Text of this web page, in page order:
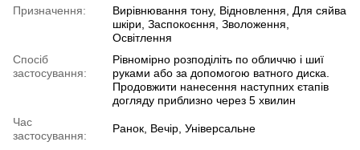
Призначення:
Вирівнювання тону, Відновлення, Для сяйва
шкіри, Заспокоєння, Зволоження,
Освітлення
Спосіб
застосування:
Рівномірно розподіліть по обличчю і шиї
руками або за допомогою ватного диска.
Продовжити нанесення наступних єтапів
догляду приблизно через 5 хвилин
Час
застосування:
Ранок, Вечір, Універсальне